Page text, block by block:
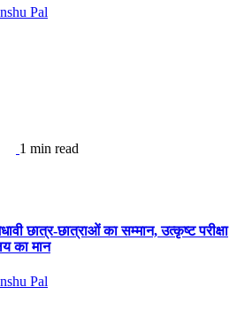
Pal
1 min read
छात्र-छात्राओं का सम्मान, उत्कृष्ट परीक्षा
का मान
Pal